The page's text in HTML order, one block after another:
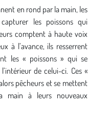
en rond par la main, les
les poissons qui
comptent à haute voix
à l’avance, ils resserrent
les « poissons » qui se
de celui-ci. Ces «
pêcheurs et se mettent
main à leurs nouveaux